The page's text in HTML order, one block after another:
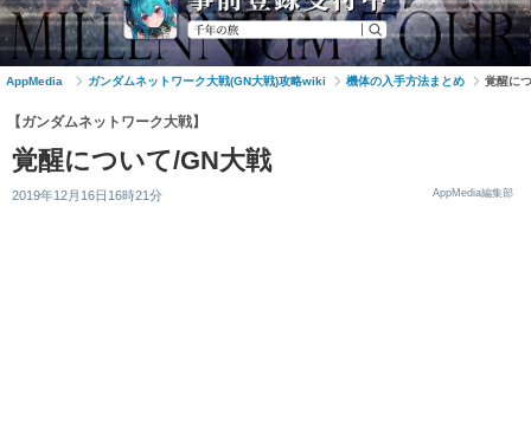
AppMedia ガンダムネットワーク大戦(GN大戦)攻略wiki 機体の入手方法まとめ 覚醒に
【ガンダムネットワーク大戦】
覚醒について/GN大戦
2019年12月16日16時21分 AppMedia編集部